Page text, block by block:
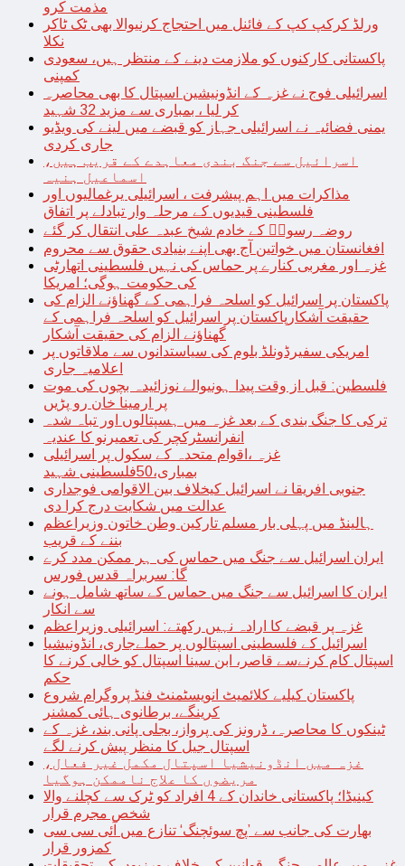
مذمت کرو
ورلڈ کرکپ کپ کے فائنل میں احتجاج کرنیوالا بھی ٹک ٹاکر
نکلا
پاکستانی کارکنوں کو ملازمت دینے کے منتظر ہیں، سعودی
کمپنی
اسرائیلی فوج نے غزہ کے انڈونیشین اسپتال کا بھی محاصرہ
کر لیا ، بمباری سے مزید 32 شہید
یمنی فضائیہ نے اسرائیلی جہاز کو قبضے میں لینے کی ویڈیو
جاری کردی
اسرائیل سے جنگ بندی معاہدے کے قریب ہیں،
اسماعیل ہنیہ
مذاکرات میں اہم پیشرفت ، اسرائیلی یرغمالیوں اور
فلسطینی قیدیوں کے مرحلہ وار تبادلے پر اتفاق
روضہ رسولؐ کے خادم شیخ عبدہ علی انتقال کر گئے
افغانستان میں خواتین آج بھی اپنے بنیادی حقوق سے محروم
غزہ اور مغربی کنارے پر حماس کی نہیں فلسطینی اتھارٹی
کی حکومت ہوگی؛ امریکا
پاکستان پر اسرائیل کو اسلحہ فراہمی کے گھناؤنے الزام کی
حقیقت آشکارپاکستان پر اسرائیل کو اسلحہ فراہمی کے
گھناؤنے الزام کی حقیقت آشکار
امریکی سفیرڈونلڈ بلوم کی سیاستدانوں سے ملاقاتوں پر
اعلامیہ جاری
فلسطین: قبل از وقت پیدا ہونیوالے نوزائیدہ بچوں کی موت
پر ارمینا خان رو پڑیں
ترکی کا جنگ بندی کے بعد غزہ میں ہسپتالوں اور تباہ شدہ
انفرانسٹرکچر کی تعمیرنو کا عندیہ
غزہ ،اقوام متحدہ کے سکول پر اسرائیلی
بمباری،50فلسطینی شہید
جنوبی افریقا نے اسرائیل کیخلاف بین الاقوامی فوجداری
عدالت میں شکایت درج کرا دی
ہالینڈ میں پہلی بار مسلم تارکین وطن خاتون وزیراعظم
بننے کے قریب
ایران اسرائیل سے جنگ میں حماس کی ہر ممکن مدد کرے
گا: سربراہ قدس فورس
ایران کا اسرائیل سے جنگ میں حماس کے ساتھ شامل ہونے
سے انکار
غزہ پر قبضے کا ارادہ نہیں رکھتے: اسرائیلی وزیراعظم
اسرائیل کے فلسطینی اسپتالوں پر حملےجاری، انڈونیشیا
اسپتال کام کرنےسے قاصر، ابن سینا اسپتال کو خالی کرنے کا
حکم
پاکستان کیلیے کلائمیٹ انویسٹمنٹ فنڈ پروگرام شروع
کرینگے، برطانوی ہائی کمشنر
ٹینکوں کا محاصرہ، ڈرونز کی پرواز، بجلی پانی بند، غزہ کے
اسپتال جیل کا منظر پیش کرنے لگے
غزہ میں انڈونیشیا اسپتال مکمل غیر فعال،
مریضوں کا علاج ناممکن ہوگیا
کینیڈا؛ پاکستانی خاندان کے 4 افراد کو ٹرک سے کچلنے والا
شخص مجرم قرار
بھارت کی جانب سے ’پچ سوئچنگ‘ تنازع میں آئی سی سی
کمزور قرار